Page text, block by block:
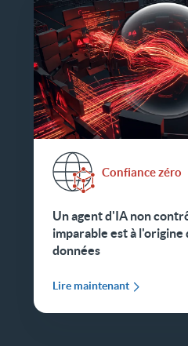
Confiance zéro
Un agent d'IA non
imparable est à l'origine
données
Lire maintenant